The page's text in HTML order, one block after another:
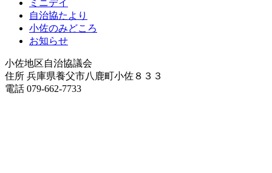
ミニデイ
自治協たより
小佐のみどころ
お知らせ
小佐地区自治協議会
住所 兵庫県養父市八鹿町小佐８３３
電話 079-662-7733